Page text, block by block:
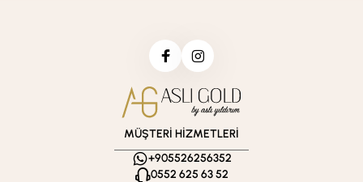
MÜŞTERİ HİZMETLERİ
+905526256352
0552 625 63 52